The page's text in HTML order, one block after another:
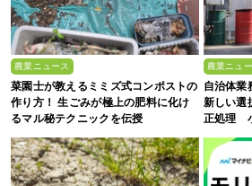
農業ニュース
菜園士が教えるミミズ式コンポストの
作り方！ 生ごみが極上の肥料に化け
るマル秘テクニックを伝授
農業ニュ
自治体業
新しい
正処理
『